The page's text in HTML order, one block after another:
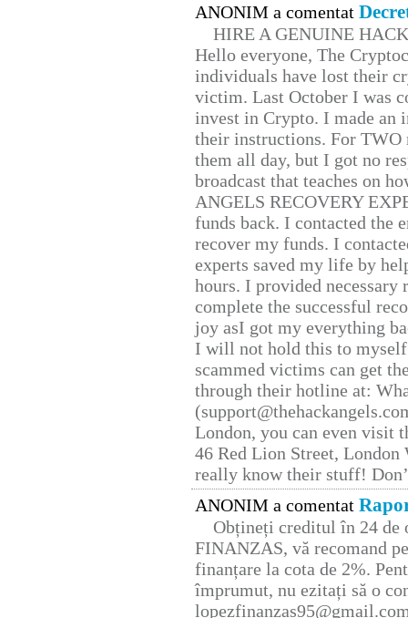
ANONIM a comentat
HIRE A GENUINE
Hello everyone, The
individuals have lost their
victim. Last October I was
invest in Crypto. I made
their instructions. For TWO
them all day, but I got no
broadcast that teaches on
ANGELS RECOVERY
funds back. I contacted the
recover my funds. I
experts saved my life by
hours. I provided
complete the successful
joy asI got my everything
I will not hold this to
scammed victims can get
through their hotline at:
London, you can even visit
46 Red Lion Street, London
really know their stuff!
ANONIM a comentat
Obțineți creditul în 24 de
FINANZAS, vă recomand
finanțare la cota de 2%.
împrumut, nu ezitați să o